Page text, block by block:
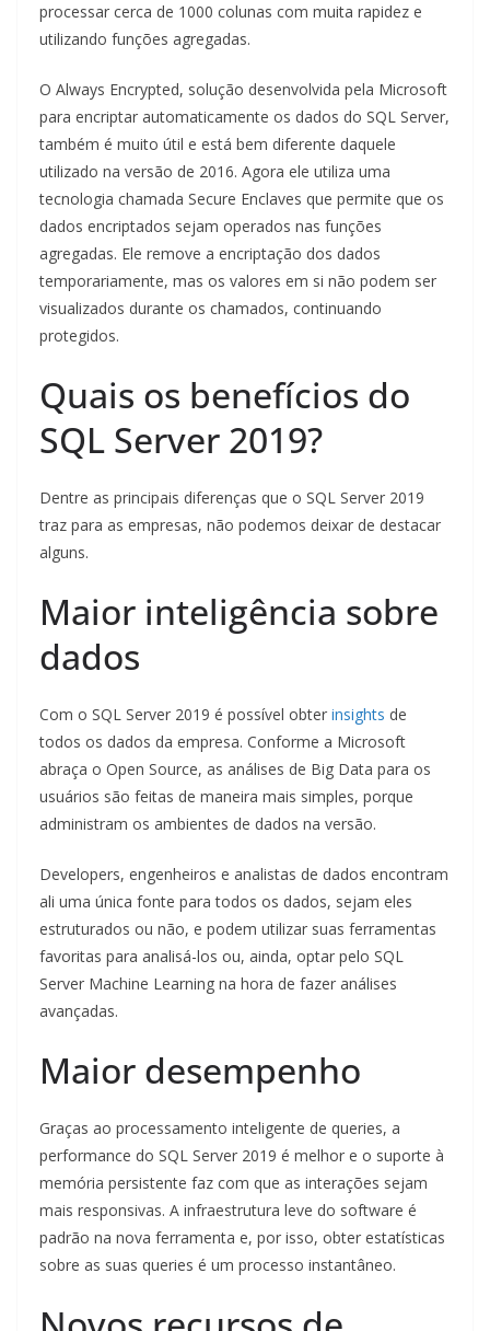
processar cerca de 1000 colunas com muita rapidez e
utilizando funções agregadas.
O Always Encrypted, solução desenvolvida pela Microsoft
para encriptar automaticamente os dados do SQL Server,
também é muito útil e está bem diferente daquele
utilizado na versão de 2016. Agora ele utiliza uma
tecnologia chamada Secure Enclaves que permite que os
dados encriptados sejam operados nas funções
agregadas. Ele remove a encriptação dos dados
temporariamente, mas os valores em si não podem ser
visualizados durante os chamados, continuando
protegidos.
Quais os benefícios do
SQL Server 2019?
Dentre as principais diferenças que o SQL Server 2019
traz para as empresas, não podemos deixar de destacar
alguns.
Maior inteligência sobre
dados
Com o SQL Server 2019 é possível obter insights de
todos os dados da empresa. Conforme a Microsoft
abraça o Open Source, as análises de Big Data para os
usuários são feitas de maneira mais simples, porque
administram os ambientes de dados na versão.
Developers, engenheiros e analistas de dados encontram
ali uma única fonte para todos os dados, sejam eles
estruturados ou não, e podem utilizar suas ferramentas
favoritas para analisá-los ou, ainda, optar pelo SQL
Server Machine Learning na hora de fazer análises
avançadas.
Maior desempenho
Graças ao processamento inteligente de queries, a
performance do SQL Server 2019 é melhor e o suporte à
memória persistente faz com que as interações sejam
mais responsivas. A infraestrutura leve do software é
padrão na nova ferramenta e, por isso, obter estatísticas
sobre as suas queries é um processo instantâneo.